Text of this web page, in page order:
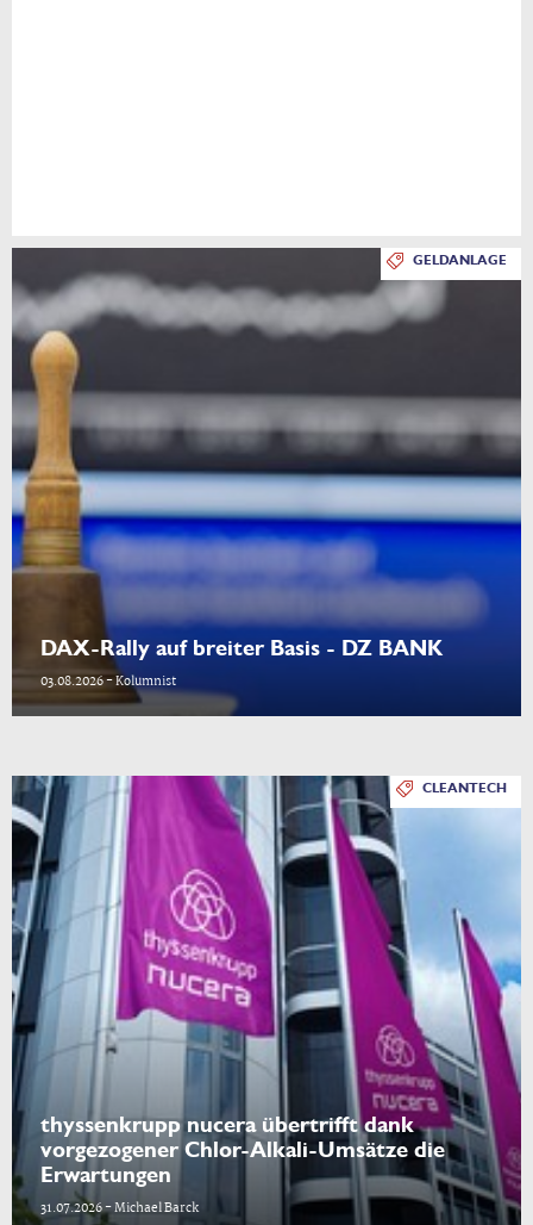
GELDANLAGE
DAX-Rally auf breiter Basis - DZ BANK
03.08.2026 - Kolumnist
CLEANTECH
thyssenkrupp nucera übertrifft dank
vorgezogener Chlor-Alkali-Umsätze die
Erwartungen
31.07.2026 - Michael Barck